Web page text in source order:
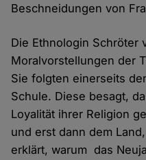
Beschneidungen von
Die Ethnologin Schröter
Moralvorstellungen der
Sie folgten einerseits
Schule. Diese besagt,
Loyalität ihrer Religion
und erst dann dem
erklärt, warum das